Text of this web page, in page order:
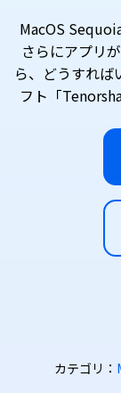
MacOS
さらにアプリ
ら、どうすれば
フト「
カテゴリ：